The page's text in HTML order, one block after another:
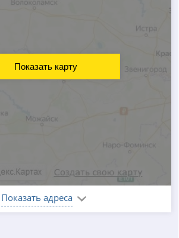
Показать адреса
Показать карту